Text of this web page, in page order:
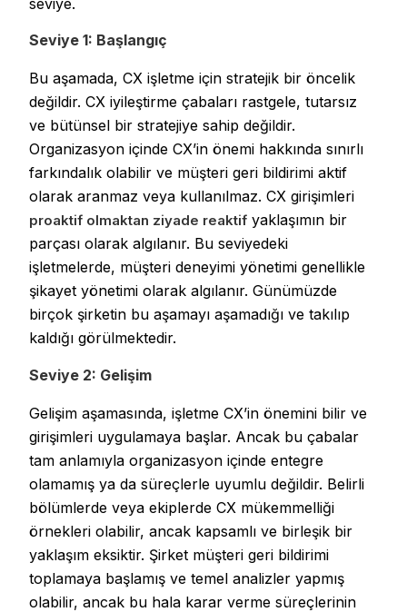
Seviye 1: Başlangıç
Bu aşamada, CX işletme için stratejik bir öncelik
değildir. CX iyileştirme çabaları rastgele, tutarsız
ve bütünsel bir stratejiye sahip değildir.
Organizasyon içinde CX’in önemi hakkında sınırlı
farkındalık olabilir ve müşteri geri bildirimi aktif
olarak aranmaz veya kullanılmaz. CX girişimleri
proaktif olmaktan ziyade reaktif yaklaşımın bir
parçası olarak algılanır. Bu seviyedeki
işletmelerde, müşteri deneyimi yönetimi genellikle
şikayet yönetimi olarak algılanır. Günümüzde
birçok şirketin bu aşamayı aşamadığı ve takılıp
kaldığı görülmektedir.
Seviye 2: Gelişim
Gelişim aşamasında, işletme CX’in önemini bilir ve
girişimleri uygulamaya başlar. Ancak bu çabalar
tam anlamıyla organizasyon içinde entegre
olamamış ya da süreçlerle uyumlu değildir. Belirli
bölümlerde veya ekiplerde CX mükemmelliği
örnekleri olabilir, ancak kapsamlı ve birleşik bir
yaklaşım eksiktir. Şirket müşteri geri bildirimi
toplamaya başlamış ve temel analizler yapmış
olabilir, ancak bu hala karar verme süreçlerinin